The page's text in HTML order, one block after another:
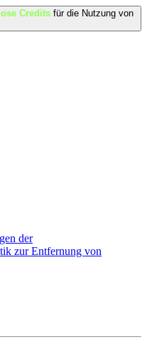
Credits für die Nutzung von
der
zur Entfernung von